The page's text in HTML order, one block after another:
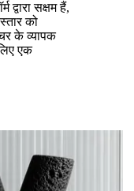
सक्षम हैं,
को
के व्यापक
एक